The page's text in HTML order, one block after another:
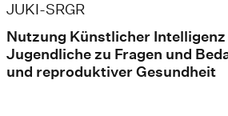
JUKI-SRGR
Nutzung Künstlicher
Jugendliche zu Fragen und
und reproduktiver Gesundheit